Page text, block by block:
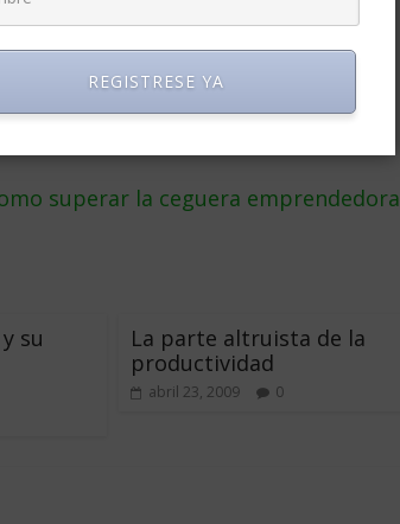
superar la ceguera emprendedora
su
La parte altruista de la
productividad
abril 23, 2009 0
REGISTRESE YA